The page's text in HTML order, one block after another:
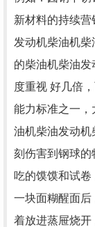
新材料的持续
发动机柴油机
的柴油机柴油
度重视 好几倍
能力标准之一
油机柴油发动机
刻伤害到钢球的
吃的馍馍和试卷
一块面糊醒面
着放进蒸屉烧